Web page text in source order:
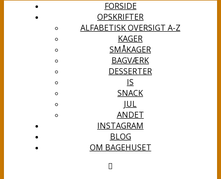
FORSIDE
OPSKRIFTER
ALFABETISK OVERSIGT A-Z
KAGER
SMÅKAGER
BAGVÆRK
DESSERTER
IS
SNACK
JUL
ANDET
INSTAGRAM
BLOG
OM BAGEHUSET